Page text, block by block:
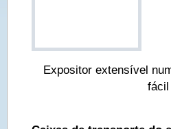
Expositor extensível
fácil